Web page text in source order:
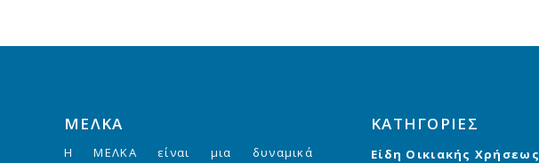
ΜΕΛΚΑ
Η ΜΕΛΚΑ είναι μια δυναμικά
ΚΑΤΗΓΟΡΙΕΣ
Είδη Οικιακής Χρήσεως